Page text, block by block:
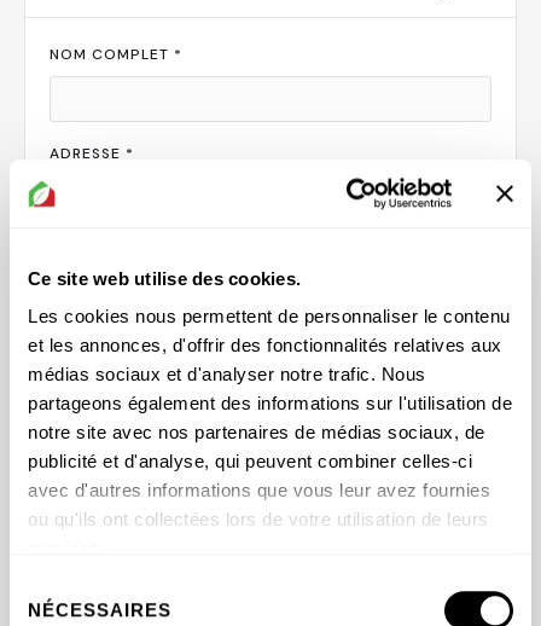
Ce site web utilise des cookies.
Les cookies nous permettent de personnaliser le contenu
et les annonces, d'offrir des fonctionnalités relatives aux
médias sociaux et d'analyser notre trafic. Nous
partageons également des informations sur l'utilisation de
notre site avec nos partenaires de médias sociaux, de
publicité et d'analyse, qui peuvent combiner celles-ci
avec d'autres informations que vous leur avez fournies
ou qu'ils ont collectées lors de votre utilisation de leurs
NÉCESSAIRES
NOM COMPLET *
ADRESSE *
VILLE *
PROVINCE *
CODE POSTAL*
PAYS *